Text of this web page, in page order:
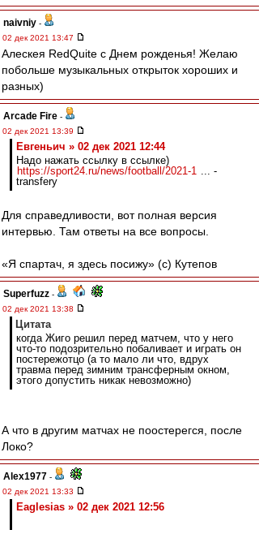
naivniy -
02 дек 2021 13:47
Алескея RedQuite с Днем рожденья! Желаю
побольше музыкальных открыток хороших и
разных)
Arcade Fire -
02 дек 2021 13:39
Евгеньич » 02 дек 2021 12:44
Надо нажать ссылку в ссылке)
https://sport24.ru/news/football/2021-1 ... -
transfery
Для справедливости, вот полная версия
интервью. Там ответы на все вопросы.
«Я спартач, я здесь посижу» (с) Кутепов
Superfuzz -
02 дек 2021 13:38
Цитата
когда Жиго решил перед матчем, что у него
что-то подозрительно побаливает и играть он
постережотцо (а то мало ли что, вдрух
травма перед зимним трансферным окном,
этого допустить никак невозможно)
А что в другим матчах не поостерегся, после
Локо?
Alex1977 -
02 дек 2021 13:33
Eaglesias » 02 дек 2021 12:56